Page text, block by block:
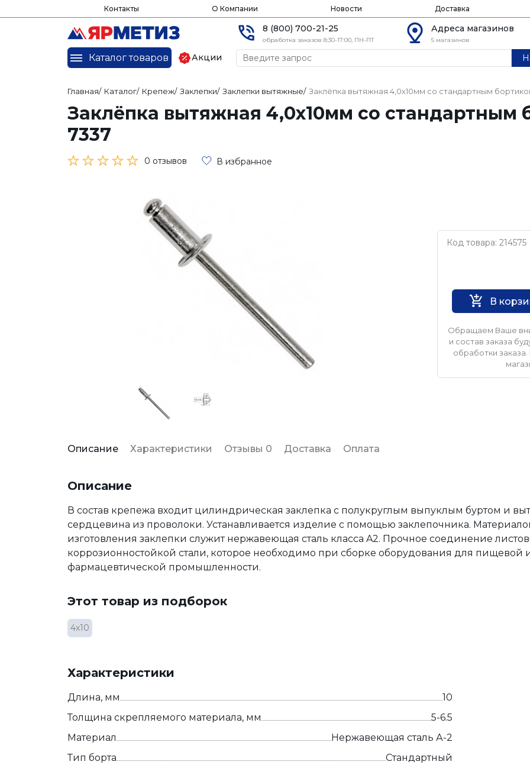
Контакты О Компании Новости Доставка
8 (800) 700-21-25
обработка заказов 8:30-17:00, ПН-ПТ
Адреса магазинов
5 магазинов
Каталог товаров Акции
Главная/ Каталог/ Крепеж/ Заклепки/ Заклепки вытяжные/ Заклёпка вытяжная 4,0х10мм со стандартным
Заклёпка вытяжная 4,0х10мм со стандартным
7337
0 отзывов В избранное
Код товара: 214575
В
Обращаем Ваше
и состав заказа
обработки
Описание Характеристики Отзывы 0 Доставка Оплата
Описание
В состав крепежа входит цилиндрическая заклепка с полукруглым выпуклым буртом и
сердцевина из проволоки. Устанавливается изделие с помощью заклепочника.
изготовления заклепки служит нержавеющая сталь класса A2. Прочное соединение
коррозионностойкой стали, которое необходимо при сборке оборудования для пищевой
фармацевтической промышленности.
Этот товар из подборок
4х10
Характеристики
Длина, мм
10
Толщина скрепляемого материала, мм
5-6.5
Материал
Нержавеющая сталь А-2
Тип борта
Стандартный